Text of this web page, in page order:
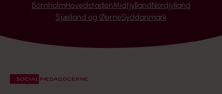
BornholmHovedstadenMidtjyllandNordjylland
Sjælland og ØerneSyddanmark